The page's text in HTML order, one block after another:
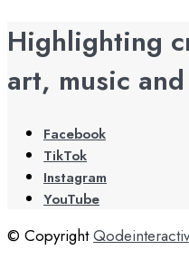
Highlighting
art, music
Facebook
TikTok
Instagram
YouTube
© Copyright